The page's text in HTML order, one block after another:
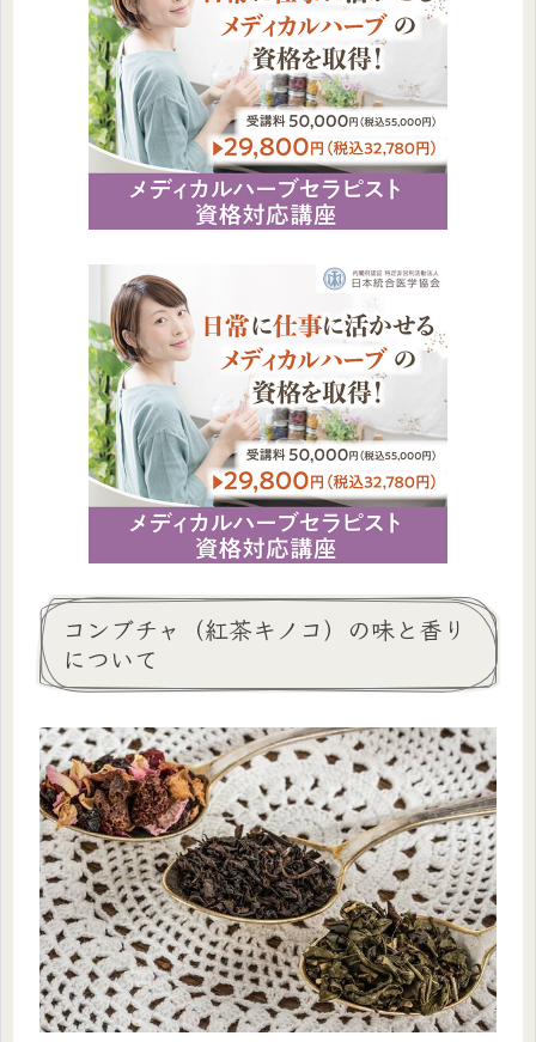
コンブチャ（紅茶キノコ）の味と香り
について